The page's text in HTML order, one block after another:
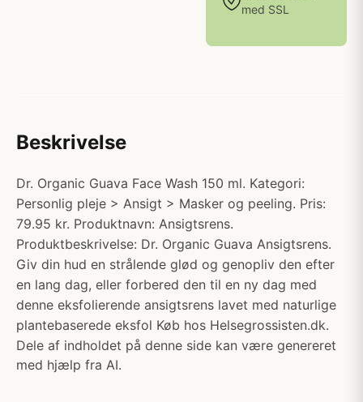
med SSL
Beskrivelse
Dr. Organic Guava Face Wash 150 ml. Kategori:
Personlig pleje > Ansigt > Masker og peeling. Pris:
79.95 kr. Produktnavn: Ansigtsrens.
Produktbeskrivelse: Dr. Organic Guava Ansigtsrens.
Giv din hud en strålende glød og genopliv den efter
en lang dag, eller forbered den til en ny dag med
denne eksfolierende ansigtsrens lavet med naturlige
plantebaserede eksfol Køb hos Helsegrossisten.dk.
Dele af indholdet på denne side kan være genereret
med hjælp fra AI.